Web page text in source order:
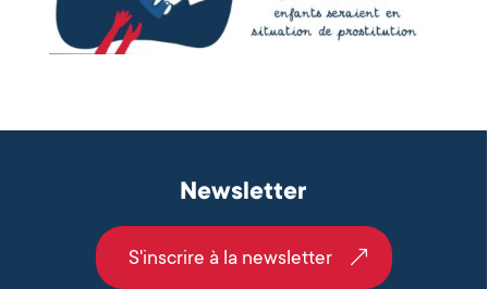
Newsletter
S'inscrire à la newsletter